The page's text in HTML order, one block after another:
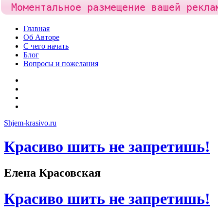
Skip
content
Главная
Об Авторе
С чего начать
Блог
Вопросы и пожелания
Shjem-krasivo.ru
Красиво шить не запретишь!
Елена Красовская
Красиво шить не запретишь!
Моментальное размещение вашей